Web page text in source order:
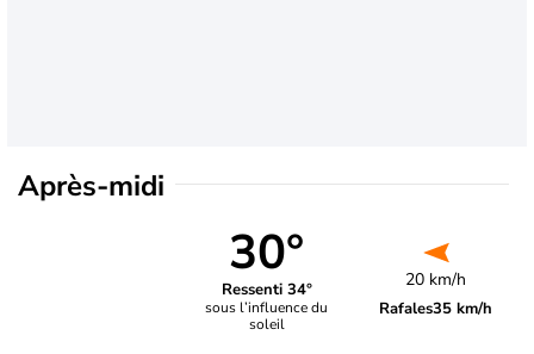
Après-midi
30°
Ressenti 34°
sous l’influence du
soleil
20 km/h
Rafales35 km/h